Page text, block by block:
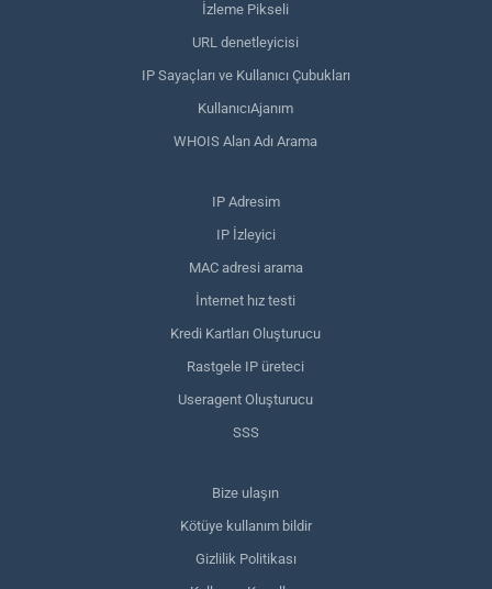
İzleme Pikseli
URL denetleyicisi
IP Sayaçları ve Kullanıcı Çubukları
KullanıcıAjanım
WHOIS Alan Adı Arama
IP Adresim
IP İzleyici
MAC adresi arama
İnternet hız testi
Kredi Kartları Oluşturucu
Rastgele IP üreteci
Useragent Oluşturucu
SSS
Bize ulaşın
Kötüye kullanım bildir
Gizlilik Politikası